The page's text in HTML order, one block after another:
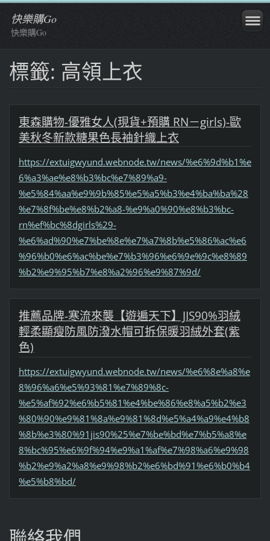
快樂購Go
快樂購Go
標籤: 高領上衣
東森購物-優雅女人(現貨+預購 RN－girls)-歐
美秋冬新款糖果色長袖針織上衣
https://extuigwyund.webnode.tw/news/%e6%9d%b1%e
6%a3%ae%e8%b3%bc%e7%89%a9-
%e5%84%aa%e9%9b%85%e5%a5%b3%e4%ba%ba%28
%e7%8f%be%e8%b2%a8-%e9%a0%90%e8%b3%bc-
rn%ef%bc%8dgirls%29-
%e6%ad%90%e7%be%8e%e7%a7%8b%e5%86%ac%e6
%96%b0%e6%ac%be%e7%b3%96%e6%9e%9c%e8%89
%b2%e9%95%b7%e8%a2%96%e9%87%9d/
推薦品牌-寒流來襲【遊遍天下】JIS90%羽絨
輕柔顯瘦防風防潑水帽可拆保暖羽絨外套(紫
色)
https://extuigwyund.webnode.tw/news/%e6%8e%a8%e
8%96%a6%e5%93%81%e7%89%8c-
%e5%af%92%e6%b5%81%e4%be%86%e8%a5%b2%e3
%80%90%e9%81%8a%e9%81%8d%e5%a4%a9%e4%b8
%8b%e3%80%91jis90%25%e7%be%bd%e7%b5%a8%e
8%bc%95%e6%9f%94%e9%a1%af%e7%98%a6%e9%98
%b2%e9%a2%a8%e9%98%b2%e6%bd%91%e6%b0%b4
%e5%b8%bd/